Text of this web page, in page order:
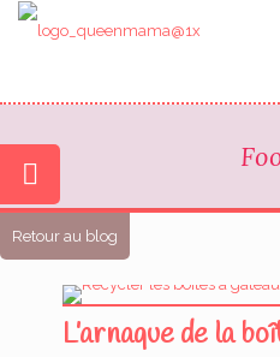
Retour au blog
L’arnaque de la